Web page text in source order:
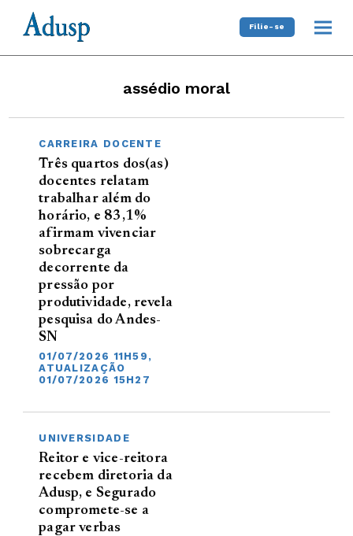
Filie-se
assédio moral
CARREIRA DOCENTE
Três quartos dos(as)
docentes relatam
trabalhar além do
horário, e 83,1%
afirmam vivenciar
sobrecarga
decorrente da
pressão por
produtividade, revela
pesquisa do Andes-
SN
01/07/2026 11H59,
ATUALIZAÇÃO
01/07/2026 15H27
UNIVERSIDADE
Reitor e vice-reitora
recebem diretoria da
Adusp, e Segurado
compromete-se a
pagar verbas